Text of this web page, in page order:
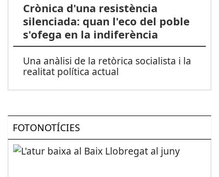
Crònica d'una resistència
silenciada: quan l'eco del poble
s'ofega en la indiferència
Una anàlisi de la retòrica socialista i la
realitat política actual
FOTONOTÍCIES